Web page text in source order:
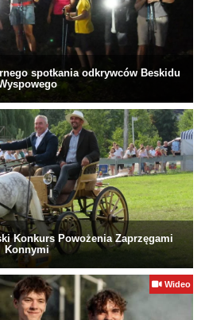
spotkania odkrywców Beskidu
Konkurs Powożenia Zaprzęgami
Konnymi
Wideo